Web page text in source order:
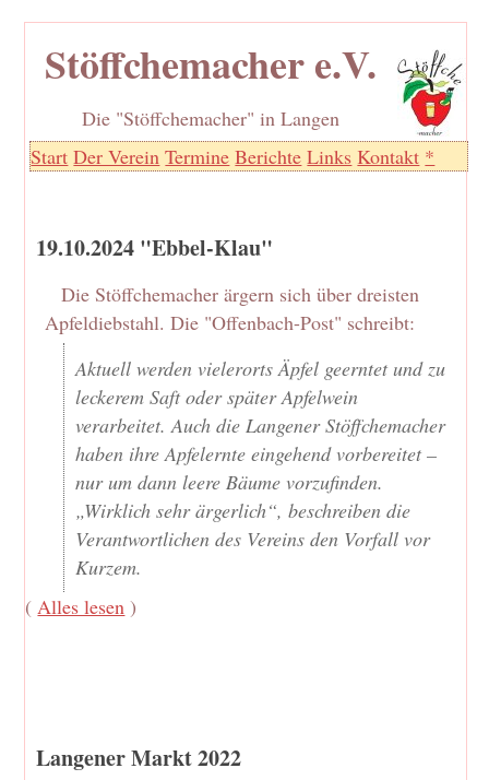
Stöffchemacher e.V.
Die "Stöffchemacher" in Langen
Start Der Verein Termine Berichte Links Kontakt *
19.10.2024 "Ebbel-Klau"
Die Stöffchemacher ärgern sich über dreisten
Apfeldiebstahl. Die "Offenbach-Post" schreibt:
Aktuell werden vielerorts Äpfel geerntet und zu
leckerem Saft oder später Apfelwein
verarbeitet. Auch die Langener Stöffchemacher
haben ihre Apfelernte eingehend vorbereitet –
nur um dann leere Bäume vorzufinden.
„Wirklich sehr ärgerlich“, beschreiben die
Verantwortlichen des Vereins den Vorfall vor
Kurzem.
(Alles lesen )
Langener Markt 2022